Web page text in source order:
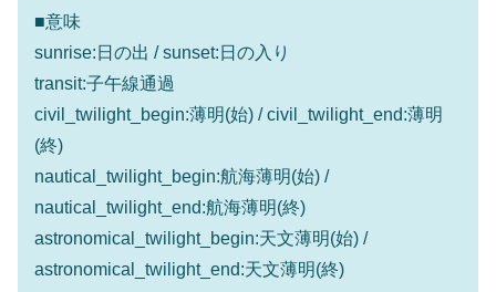
■意味
sunrise:日の出 / sunset:日の入り
transit:子午線通過
civil_twilight_begin:薄明(始) / civil_twilight_end:薄明
(終)
nautical_twilight_begin:航海薄明(始) /
nautical_twilight_end:航海薄明(終)
astronomical_twilight_begin:天文薄明(始) /
astronomical_twilight_end:天文薄明(終)